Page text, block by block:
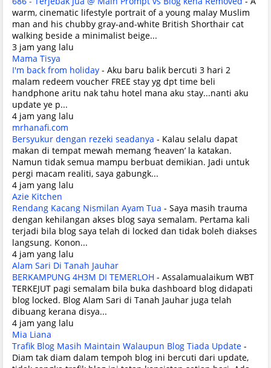
warm, cinematic lifestyle portrait of a young malay Muslim
man and his chubby gray-and-white British Shorthair cat
walking beside a minimalist beige...
3 jam yang lalu
Mama Tisya
I'm back from holiday - Aku baru balik bercuti 3 hari 2
malam redeem voucher FREE stay yg dpt time beli
handphone aritu nak tahu hotel mana aku stay...nanti aku
update ye p...
4 jam yang lalu
mrhanafi.com
Bersyukur dengan rezeki seadanya - Kalau selalu dapat
makan di tempat mewah memang ‘heaven’ la katakan.
Namun tidak semua mampu berbuat demikian. Jadi untuk
pergi macam realiti, saya gabungk...
4 jam yang lalu
Azie Kitchen
Rendang Kacang Nismilan Ayam Tua - Saya masih trauma
dengan kehilangan akses blog saya semalam. Pertama kali
terjadi bila blog saya telah di locked dan tidak boleh diakses
langsung. Konon...
4 jam yang lalu
Alam Sari Di Tanah Jauhar
BERKAMPUNG 4H3M DI TEMERLOH - Assalamualaikum WBT
TERKEJUT pagi semalam bila buka dashboard blog didapati
blog locked. Blog Alam Sari di Tanah Jauhar juga telah
dibuang kerana disya...
4 jam yang lalu
Mia Liana
Trafik Blog Masih Maintain Walaupun Blog Tiada Update -
Diam tak diam dalam tempoh blog ini bercuti dari update,